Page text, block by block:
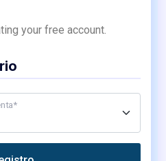
your free account.